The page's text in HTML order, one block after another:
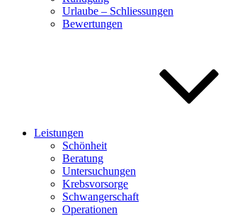
Urlaube – Schliessungen
Bewertungen
Leistungen
Schönheit
Beratung
Untersuchungen
Krebsvorsorge
Schwangerschaft
Operationen